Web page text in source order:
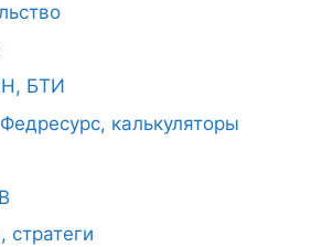
БТИ
калькуляторы
стратеги